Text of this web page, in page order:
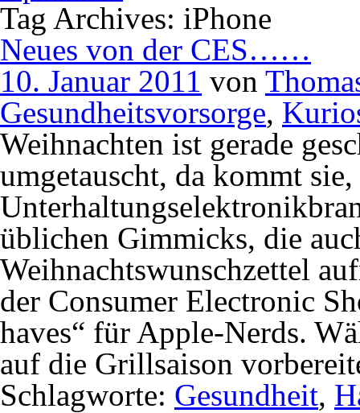
Tag Archives: iPhone
Neues von der CES……
10. Januar 2011 von
Gesundheitsvorsorge,
Weihnachten ist gerade
umgetauscht, da kommt
üblichen Gimmicks, die
Weihnachtswunschzettel
der Consumer Electronic
haves“ für Apple-Nerds.
auf die Grillsaison
Schlagworte: Gesundheit,